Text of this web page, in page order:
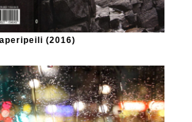
(2016)